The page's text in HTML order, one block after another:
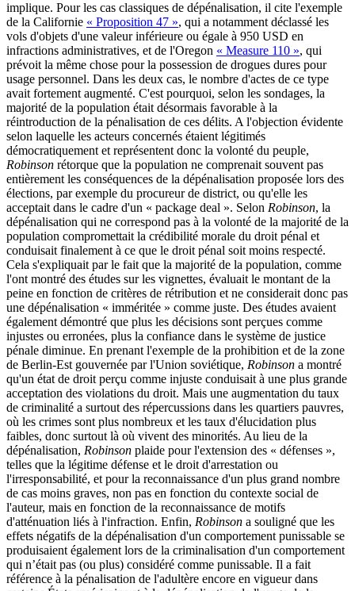
implique. Pour les cas classiques de dépénalisation, il cite l'exemple
de la Californie « Proposition 47 », qui a notamment déclassé les
vols d'objets d'une valeur inférieure ou égale à 950 USD en
infractions administratives, et de l'Oregon « Measure 110 », qui
prévoit la même chose pour la possession de drogues dures pour
usage personnel. Dans les deux cas, le nombre d'actes de ce type
avait fortement augmenté. C'est pourquoi, selon les sondages, la
majorité de la population était désormais favorable à la
réintroduction de la pénalisation de ces délits. A l'objection évidente
selon laquelle les acteurs concernés étaient légitimés
démocratiquement et représentent donc la volonté du peuple,
Robinson rétorque que la population ne comprenait souvent pas
entièrement les conséquences de la dépénalisation proposée lors des
élections, par exemple du procureur de district, ou qu'elle les
acceptait dans le cadre d'un « package deal ». Selon Robinson, la
dépénalisation qui ne correspond pas à la volonté de la majorité de la
population compromettait la crédibilité morale du droit pénal et
conduisait finalement à ce que le droit pénal soit moins respecté.
Cela s'expliquait par le fait que la majorité de la population, comme
l'ont montré des études sur les vignettes, évaluait le montant de la
peine en fonction de critères de rétribution et ne considerait donc pas
une dépénalisation « imméritée » comme juste. Des études avaient
également démontré que plus les décisions sont perçues comme
injustes ou erronées, plus la confiance dans le système de justice
pénale diminue. En prenant l'exemple de la prohibition et de la zone
de Berlin-Est gouvernée par l'Union soviétique, Robinson a montré
qu'un état de droit perçu comme injuste conduisait à une plus grande
acceptation des violations du droit. Mais une augmentation du taux
de criminalité a surtout des répercussions dans les quartiers pauvres,
où les crimes sont plus nombreux et les taux d'élucidation plus
faibles, donc surtout là où vivent des minorités. Au lieu de la
dépénalisation, Robinson plaide pour l'extension des « défenses »,
telles que la légitime défense et le droit d'arrestation ou
l'irresponsabilité, et pour la reconnaissance d'un plus grand nombre
de cas moins graves, non pas en fonction du contexte social de
l'auteur, mais en fonction de la reconnaissance de motifs
d'atténuation liés à l'infraction. Enfin, Robinson a souligné que les
effets négatifs de la dépénalisation d'un comportement punissable se
produisaient également lors de la criminalisation d'un comportement
qui n’était pas (ou plus) considéré comme punissable. Il a fait
référence à la pénalisation de l'adultère encore en vigueur dans